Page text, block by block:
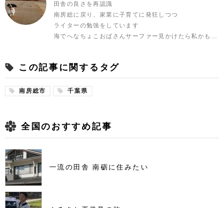
田舎の良さを再認識
南房総に戻り、家業に子育てに発狂しつつ
ライターの勉強をしています
海でへなちょこおばさんサーファー見かけたら私かも…
この記事に関するタグ
南房総市 千葉県
全国のおすすめ記事
一流の田舎 南砺に住みたい